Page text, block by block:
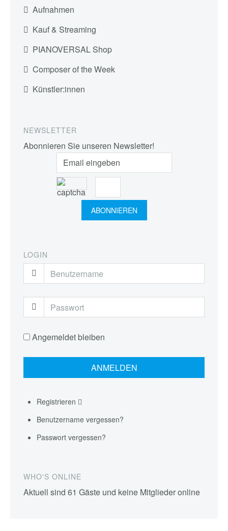
Aufnahmen
Kauf & Streaming
PIANOVERSAL Shop
Composer of the Week
Künstler:innen
NEWSLETTER
Abonnieren Sie unseren Newsletter!
LOGIN
Angemeldet bleiben
Registrieren
Benutzername vergessen?
Passwort vergessen?
WHO'S ONLINE
Aktuell sind 61 Gäste und keine Mitglieder online